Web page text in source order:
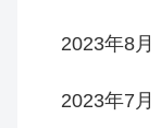
2023年8月
2023年7月